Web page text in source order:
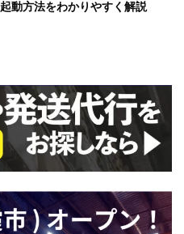
動方法をわかりやすく解説